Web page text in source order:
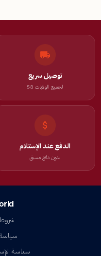
توصيل سريع
لجميع الولايات 58
الدفع عند الإستلام
بدون دفع مسبق
شروط
سياسة